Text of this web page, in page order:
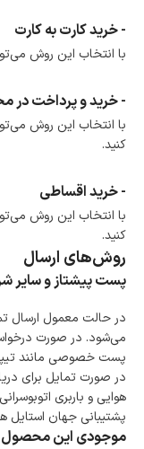
است.
ضمانت اصالت
گارانتی معتبر
- خرید کارت به کارت
با انتخاب این روش
- خرید و پرداخت در
با انتخاب این روش
کنید.
- خرید اقساطی
با انتخاب این روش
کنید.
روش‌های ارسال
پست پیشتاز و سایر
در حالت معمول ارسال
می‌شود. در صورت
پست خصوصی مانند
در صورت تمایل برای
هوایی و باربری
پشتیبانی جهان استایل
موجودی این محصول